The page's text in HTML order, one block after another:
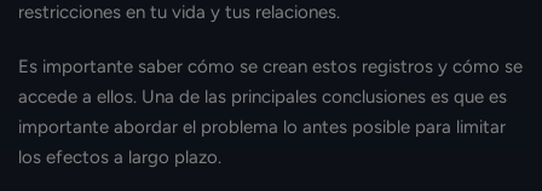
restricciones en tu vida y tus relaciones.
Es importante saber cómo se crean estos registros y cómo se
accede a ellos. Una de las principales conclusiones es que es
importante abordar el problema lo antes posible para limitar
los efectos a largo plazo.